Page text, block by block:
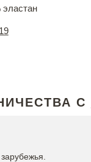
эластан
С